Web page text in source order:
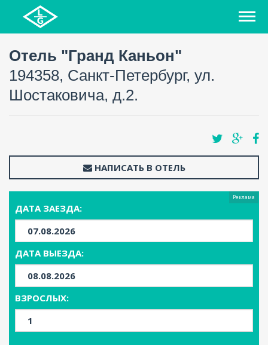
Отель "Гранд Каньон"
194358, Санкт-Петербург, ул.
Шостаковича, д.2.
НАПИСАТЬ В ОТЕЛЬ
Реклама
ДАТА ЗАЕЗДА:
ДАТА ВЫЕЗДА:
ВЗРОСЛЫХ: